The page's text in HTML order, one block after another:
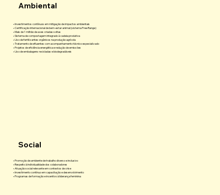
Ambiental
• Investimentos contínuos em mitigação de impactos ambientais
• Certificação internacional de bem-estar animal (sistema Free Range)
• Mais de 1 milhão de aves criadas soltas
• Sistema de compostagem integrado à cadeia produtiva
• Uso de fertilizantes orgânicos na produção agrícola
• Tratamento de efluentes com acompanhamento técnico especializado
• Projetos de eficiência energética e redução de emissões
• Uso de embalagens recicladas e biodegradáveis
Social
• Promoção de ambiente de trabalho diverso e inclusivo
• Respeito à individualidade dos colaboradores
• Atuação social relevante em contextos de crise
• Investimento contínuo em capacitação e desenvolvimento
• Programas de formação e incentivo à liderança feminina